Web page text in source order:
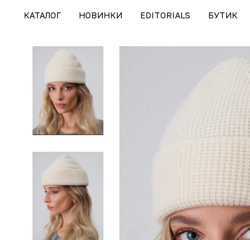
КАТАЛОГ НОВИНКИ EDITORIALS БУТИК